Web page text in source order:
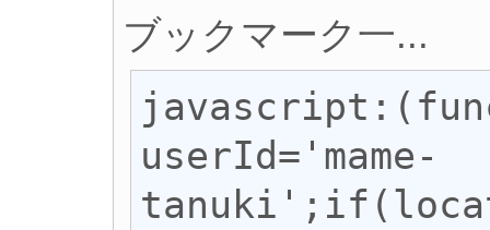
ブックマーク一...
userId='mame-